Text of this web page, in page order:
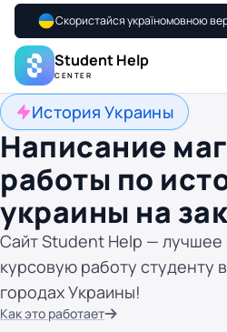
Скористайся україномовною
Student Help
CENTER
История Украины
Написание
работы по
украины на
Сайт Student Help — лучшее
курсовую работу студенту
городах Украины!
Как это работает